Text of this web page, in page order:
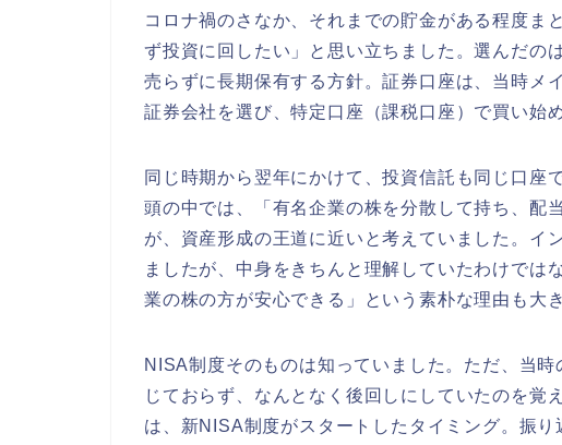
コロナ禍のさなか、それまでの貯金がある程度ま
ず投資に回したい」と思い立ちました。選んだの
売らずに長期保有する方針。証券口座は、当時メ
証券会社を選び、特定口座（課税口座）で買い始
同じ時期から翌年にかけて、投資信託も同じ口座
頭の中では、「有名企業の株を分散して持ち、配
が、資産形成の王道に近いと考えていました。イ
ましたが、中身をきちんと理解していたわけでは
業の株の方が安心できる」という素朴な理由も大
NISA制度そのものは知っていました。ただ、当
じておらず、なんとなく後回しにしていたのを覚
は、新NISA制度がスタートしたタイミング。振